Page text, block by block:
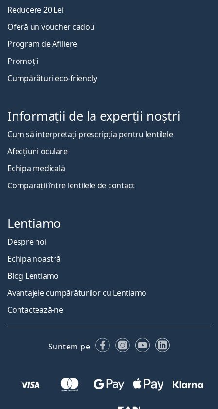
Reducere 20 Lei
Oferă un voucher cadou
Program de Afiliere
Promoții
Cumpărături eco-friendly
Informații de la experții noștri
Cum să interpretați prescripția pentru lentilele
Afecțiuni oculare
Echipa medicală
Comparații între lentilele de contact
Lentiamo
Despre noi
Echipa noastră
Blog Lentiamo
Avantajele cumpărăturilor cu Lentiamo
Contactează-ne
Suntem pe FacebookInstagram
YouTubeLinkedIn